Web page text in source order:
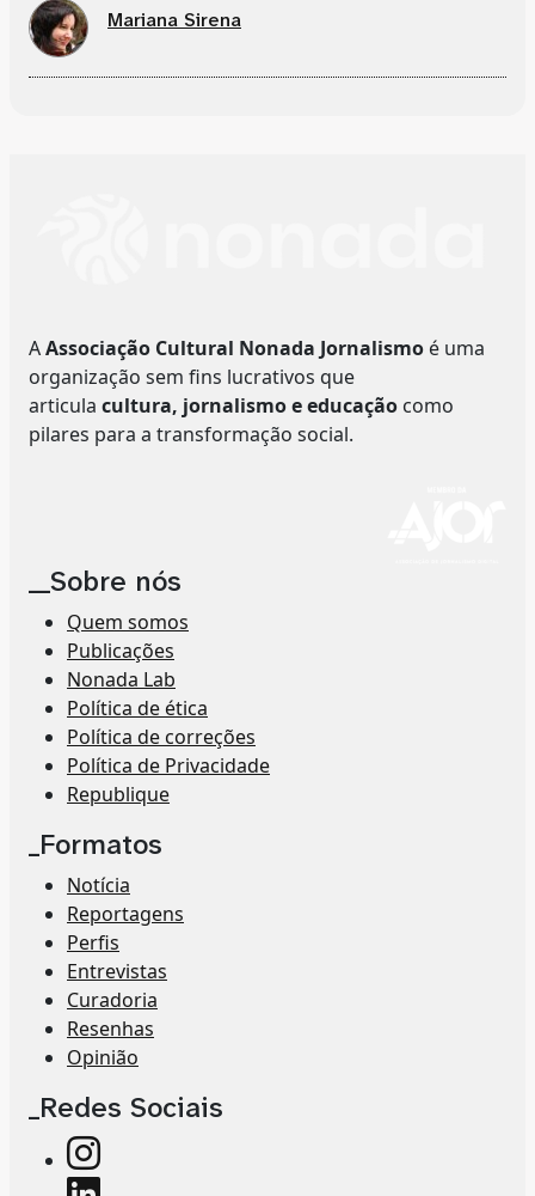
Mariana Sirena
AAssociação Cultural Nonada Jornalismo é uma
organização sem fins lucrativos que
articula cultura, jornalismo e educação como
pilares para a transformação social.
__Sobre nós
Quem somos
Publicações
Nonada Lab
Política de ética
Política de correções
Política de Privacidade
Republique
_Formatos
Notícia
Reportagens
Perfis
Entrevistas
Curadoria
Resenhas
Opinião
_Redes Sociais